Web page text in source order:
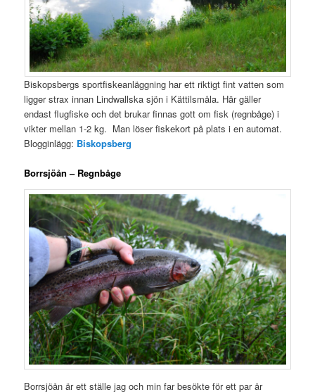
Biskopsbergs sportfiskeanläggning har ett riktigt fint vatten som
ligger strax innan Lindwallska sjön i Kättilsmåla. Här gäller
endast flugfiske och det brukar finnas gott om fisk (regnbåge) i
vikter mellan 1-2 kg. Man löser fiskekort på plats i en automat.
Blogginlägg: Biskopsberg
Borrsjöån – Regnbåge
Borrsjöån är ett ställe jag och min far besökte för ett par år